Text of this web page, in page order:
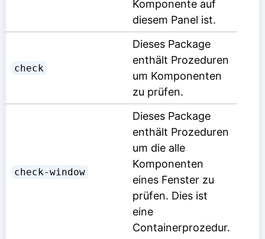
Komponente auf
diesem Panel ist.
check
Dieses Package
enthält Prozeduren
um Komponenten
zu prüfen.
check-window
Dieses Package
enthält Prozeduren
um die alle
Komponenten
eines Fenster zu
prüfen. Dies ist
eine
Containerprozedur.